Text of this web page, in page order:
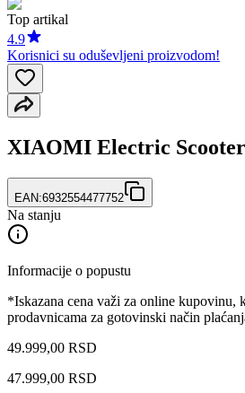
Top artikal
4.9
Korisnici su oduševljeni proizvodom!
XIAOMI Electric
EAN:6932554477752
Na stanju
Informacije o popustu
*Iskazana cena važi za online kupovinu,
prodavnicama za gotovinski način
49.999,00 RSD
47.999,00 RSD